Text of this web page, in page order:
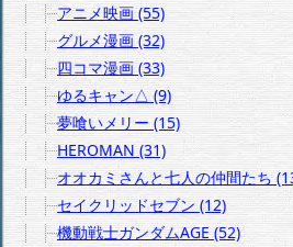
アニメ映画 (55)
グルメ漫画 (32)
四コマ漫画 (33)
ゆるキャン△ (9)
夢喰いメリー (15)
HEROMAN (31)
オオカミさんと七人の仲間たち
セイクリッドセブン (12)
機動戦士ガンダムAGE (52)